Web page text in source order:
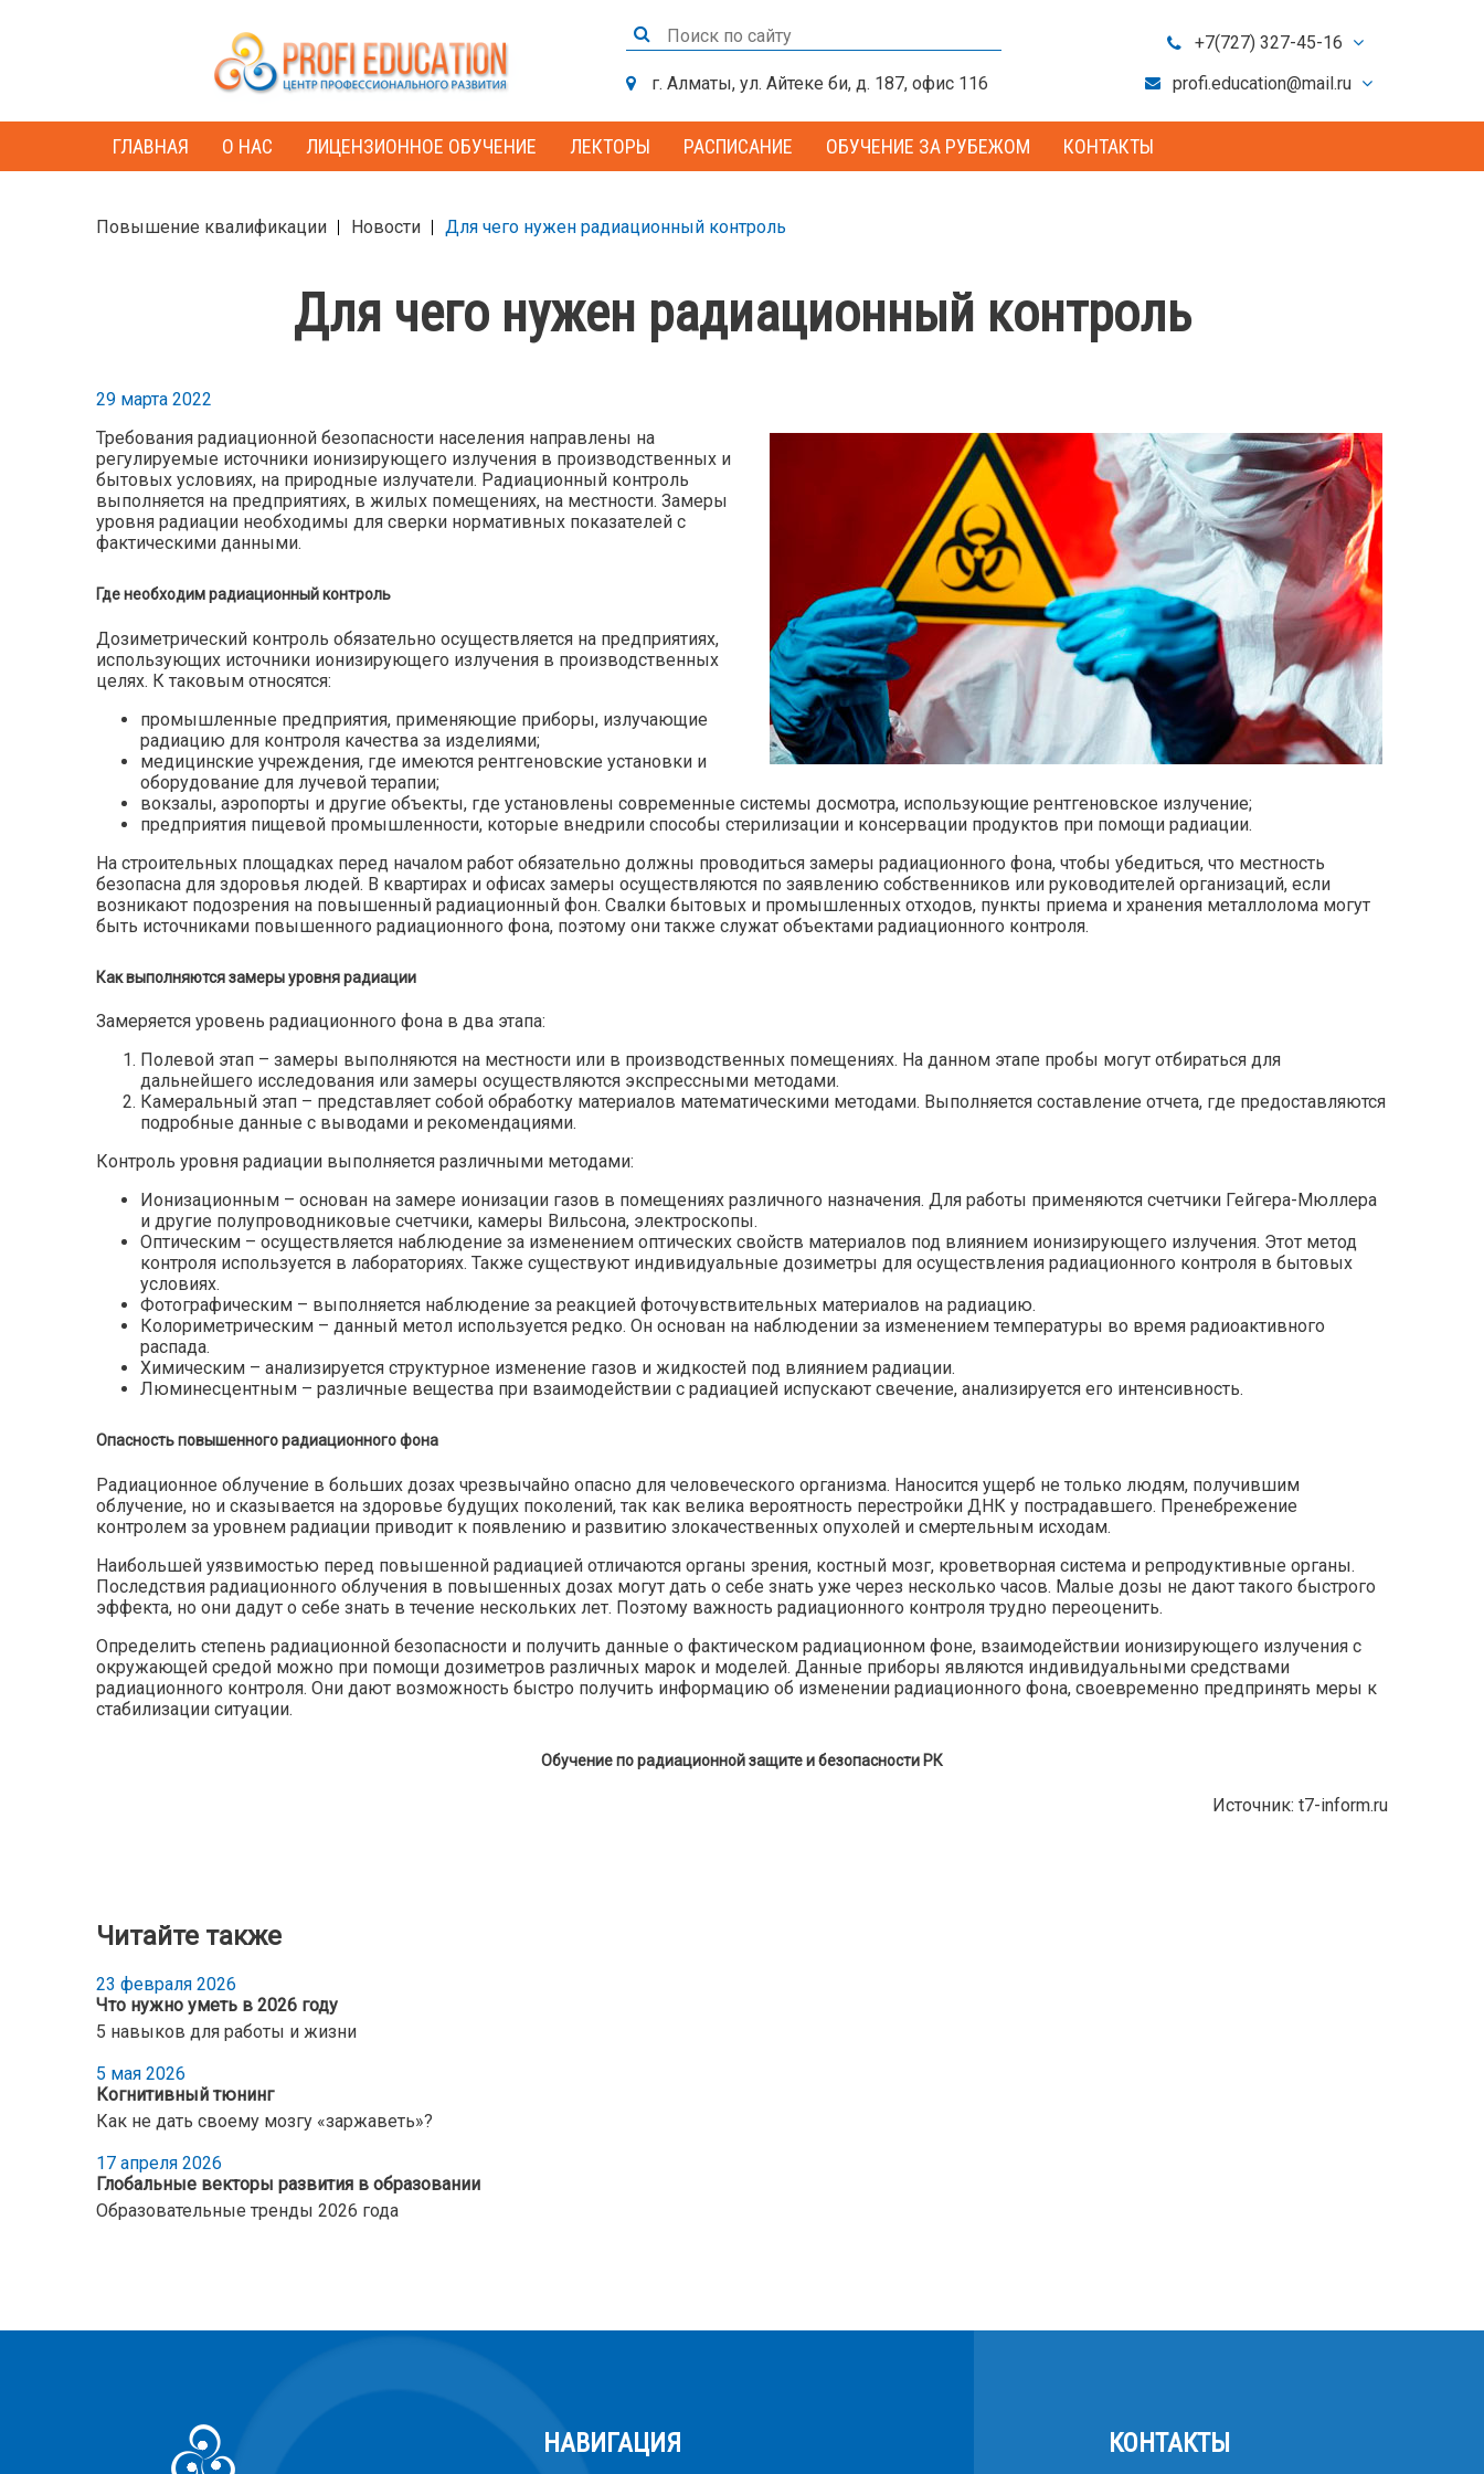
г. Алматы, ул. Айтеке би, д. 187, офис 116
+7(727) 327-45-16
profi.education@mail.ru
ГЛАВНАЯ О НАС ЛИЦЕНЗИОННОЕ ОБУЧЕНИЕ ЛЕКТОРЫ РАСПИСАНИЕ ОБУЧЕНИЕ ЗА РУБЕЖОМ КОНТАКТЫ
Повышение квалификации Новости Для чего нужен радиационный контроль
Для чего нужен радиационный контроль
29 марта 2022
Требования радиационной безопасности населения направлены на
регулируемые источники ионизирующего излучения в производственных и
бытовых условиях, на природные излучатели. Радиационный контроль
выполняется на предприятиях, в жилых помещениях, на местности. Замеры
уровня радиации необходимы для сверки нормативных показателей с
фактическими данными.
Где необходим радиационный контроль
Дозиметрический контроль обязательно осуществляется на предприятиях,
использующих источники ионизирующего излучения в производственных
целях. К таковым относятся:
промышленные предприятия, применяющие приборы, излучающие
радиацию для контроля качества за изделиями;
медицинские учреждения, где имеются рентгеновские установки и
оборудование для лучевой терапии;
вокзалы, аэропорты и другие объекты, где установлены современные системы досмотра, использующие рентгеновское излучение;
предприятия пищевой промышленности, которые внедрили способы стерилизации и консервации продуктов при помощи радиации.
На строительных площадках перед началом работ обязательно должны проводиться замеры радиационного фона, чтобы убедиться, что местность
безопасна для здоровья людей. В квартирах и офисах замеры осуществляются по заявлению собственников или руководителей организаций, если
возникают подозрения на повышенный радиационный фон. Свалки бытовых и промышленных отходов, пункты приема и хранения металлолома могут
быть источниками повышенного радиационного фона, поэтому они также служат объектами радиационного контроля.
Как выполняются замеры уровня радиации
Замеряется уровень радиационного фона в два этапа:
Полевой этап – замеры выполняются на местности или в производственных помещениях. На данном этапе пробы могут отбираться для
дальнейшего исследования или замеры осуществляются экспрессными методами.
Камеральный этап – представляет собой обработку материалов математическими методами. Выполняется составление отчета, где предоставляются
подробные данные с выводами и рекомендациями.
Контроль уровня радиации выполняется различными методами:
Ионизационным – основан на замере ионизации газов в помещениях различного назначения. Для работы применяются счетчики Гейгера-Мюллера
и другие полупроводниковые счетчики, камеры Вильсона, электроскопы.
Оптическим – осуществляется наблюдение за изменением оптических свойств материалов под влиянием ионизирующего излучения. Этот метод
контроля используется в лабораториях. Также существуют индивидуальные дозиметры для осуществления радиационного контроля в бытовых
условиях.
Фотографическим – выполняется наблюдение за реакцией фоточувствительных материалов на радиацию.
Колориметрическим – данный метол используется редко. Он основан на наблюдении за изменением температуры во время радиоактивного
распада.
Химическим – анализируется структурное изменение газов и жидкостей под влиянием радиации.
Люминесцентным – различные вещества при взаимодействии с радиацией испускают свечение, анализируется его интенсивность.
Опасность повышенного радиационного фона
Радиационное облучение в больших дозах чрезвычайно опасно для человеческого организма. Наносится ущерб не только людям, получившим
облучение, но и сказывается на здоровье будущих поколений, так как велика вероятность перестройки ДНК у пострадавшего. Пренебрежение
контролем за уровнем радиации приводит к появлению и развитию злокачественных опухолей и смертельным исходам.
Наибольшей уязвимостью перед повышенной радиацией отличаются органы зрения, костный мозг, кроветворная система и репродуктивные органы.
Последствия радиационного облучения в повышенных дозах могут дать о себе знать уже через несколько часов. Малые дозы не дают такого быстрого
эффекта, но они дадут о себе знать в течение нескольких лет. Поэтому важность радиационного контроля трудно переоценить.
Определить степень радиационной безопасности и получить данные о фактическом радиационном фоне, взаимодействии ионизирующего излучения с
окружающей средой можно при помощи дозиметров различных марок и моделей. Данные приборы являются индивидуальными средствами
радиационного контроля. Они дают возможность быстро получить информацию об изменении радиационного фона, своевременно предпринять меры к
стабилизации ситуации.
Обучение по радиационной защите и безопасности РК
Источник: t7-inform.ru
Читайте также
23 февраля 2026
Что нужно уметь в 2026 году
5 навыков для работы и жизни
5 мая 2026
Когнитивный тюнинг
Как не дать своему мозгу «заржаветь»?
17 апреля 2026
Глобальные векторы развития в образовании
Образовательные тренды 2026 года
НАВИГАЦИЯ КОНТАКТЫ